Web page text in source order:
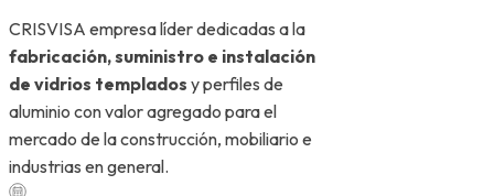
CRISVISA empresa líder dedicadas a la
fabricación, suministro e instalación
de vidrios templados y perfiles de
aluminio con valor agregado para el
mercado de la construcción, mobiliario e
industrias en general.